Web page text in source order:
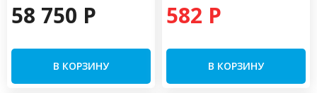
58 750 P
В КОРЗИНУ
582 P
В КОРЗИНУ